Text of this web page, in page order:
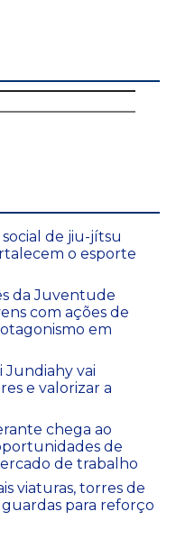
de jiu-jítsu
o esporte
da Juventude
com ações de
em
Jundiahy vai
e valorizar a
chega ao
de
de trabalho
viaturas, torres de
guardas para reforço